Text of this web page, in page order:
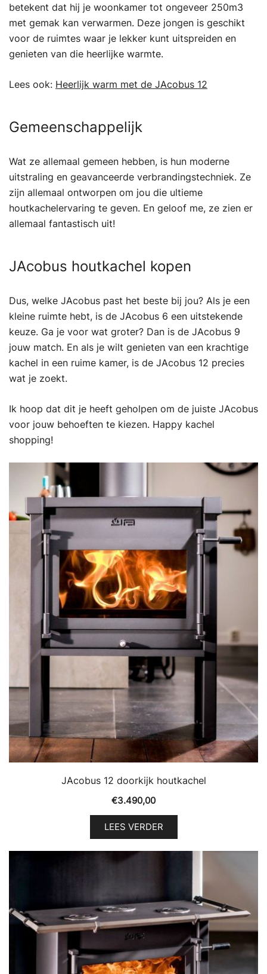
betekent dat hij je woonkamer tot ongeveer 250m3
met gemak kan verwarmen. Deze jongen is geschikt
voor de ruimtes waar je lekker kunt uitspreiden en
genieten van die heerlijke warmte.
Lees ook: Heerlijk warm met de JAcobus 12
Gemeenschappelijk
Wat ze allemaal gemeen hebben, is hun moderne
uitstraling en geavanceerde verbrandingstechniek. Ze
zijn allemaal ontworpen om jou die ultieme
houtkachelervaring te geven. En geloof me, ze zien er
allemaal fantastisch uit!
JAcobus houtkachel kopen
Dus, welke JAcobus past het beste bij jou? Als je een
kleine ruimte hebt, is de JAcobus 6 een uitstekende
keuze. Ga je voor wat groter? Dan is de JAcobus 9
jouw match. En als je wilt genieten van een krachtige
kachel in een ruime kamer, is de JAcobus 12 precies
wat je zoekt.
Ik hoop dat dit je heeft geholpen om de juiste JAcobus
voor jouw behoeften te kiezen. Happy kachel
shopping!
JAcobus 12 doorkijk houtkachel
€3.490,00
LEES VERDER